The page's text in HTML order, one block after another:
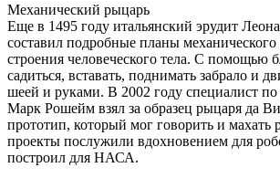
Механический рыцарь
Еще в 1495 году итальянский эрудит
составил подробные планы
строения человеческого тела. С помощью
садиться, вставать, поднимать забрало и
шеей и руками. В 2002 году специалист по
Марк Рошейм взял за образец рыцаря да
прототип, который мог говорить и махать
проекты послужили вдохновением для
построил для НАСА.